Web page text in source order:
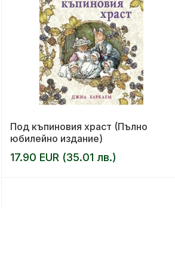
Под къпиновия храст (Пълно
юбилейно издание)
17.90 EUR (35.01 лв.)